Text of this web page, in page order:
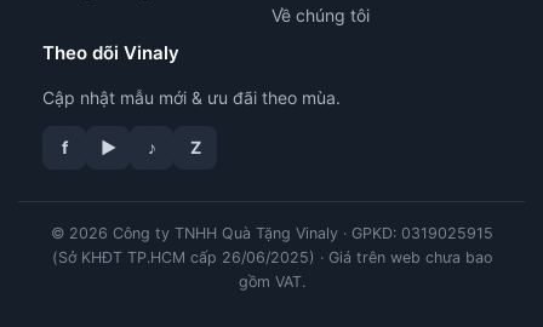
Về chúng tôi
Theo dõi Vinaly
Cập nhật mẫu mới & ưu đãi theo mùa.
f ▶ ♪ Z
© 2026 Công ty TNHH Quà Tặng Vinaly · GPKD: 0319025915
(Sở KHĐT TP.HCM cấp 26/06/2025) · Giá trên web chưa bao
gồm VAT.